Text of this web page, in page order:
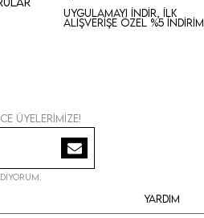
Uygulamayı İndir, İlk
Alışverişe Özel %5 İndirim
üyelerimize!
Yardım